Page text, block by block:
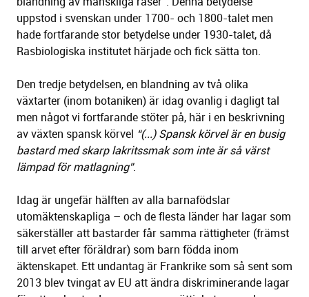
uppstod i svenskan under 1700- och 1800-talet men
hade fortfarande stor betydelse under 1930-talet, då
Rasbiologiska institutet härjade och fick sätta ton.
Den tredje betydelsen, en blandning av två olika
växtarter (inom botaniken) är idag ovanlig i dagligt tal
men något vi fortfarande stöter på, här i en beskrivning
av växten spansk körvel “(...) Spansk körvel är en busig
bastard med skarp lakritssmak som inte är så värst
lämpad för matlagning”.
Idag är ungefär hälften av alla barnafödslar
utomäktenskapliga – och de flesta länder har lagar som
säkerställer att bastarder får samma rättigheter (främst
till arvet efter föräldrar) som barn födda inom
äktenskapet. Ett undantag är Frankrike som så sent som
2013 blev tvingat av EU att ändra diskriminerande lagar